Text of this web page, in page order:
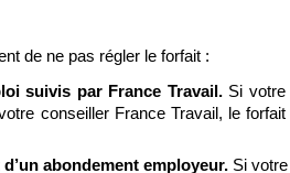
de ne pas régler le forfait :
suivis par France Travail. Si votre
conseiller France Travail, le forfait
abondement employeur. Si votre